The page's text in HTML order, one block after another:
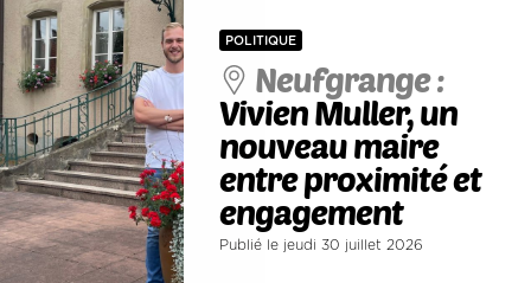
POLITIQUE
Neufgrange :
Vivien Muller, un
nouveau maire
entre proximité et
engagement
Publié le jeudi 30 juillet 2026